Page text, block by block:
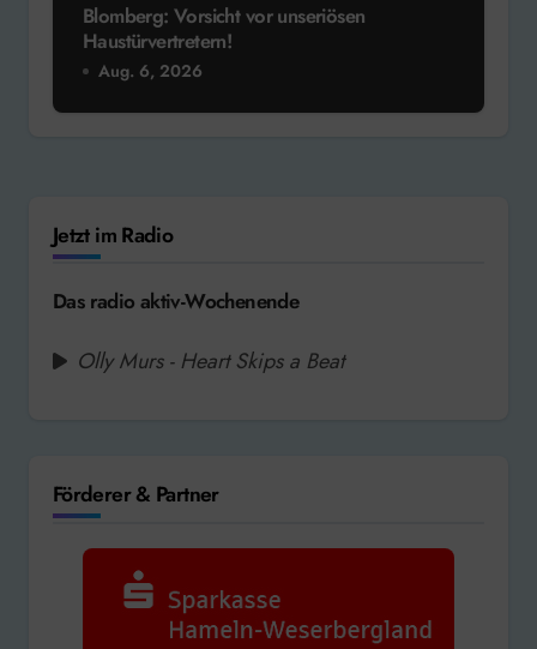
Blomberg: Vorsicht vor unseriösen
Haustürvertretern!
Aug. 6, 2026
Jetzt im Radio
Das radio aktiv-Wochenende
Olly Murs - Heart Skips a Beat
Förderer & Partner